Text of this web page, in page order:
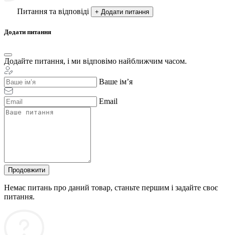
Питання та відповіді + Додати питання
Додати питання
Додайте питання, і ми відповімо найближчим часом.
Ваше ім’я
Email
Продовжити
Немає питань про даний товар, станьте першим і задайте своє
питання.